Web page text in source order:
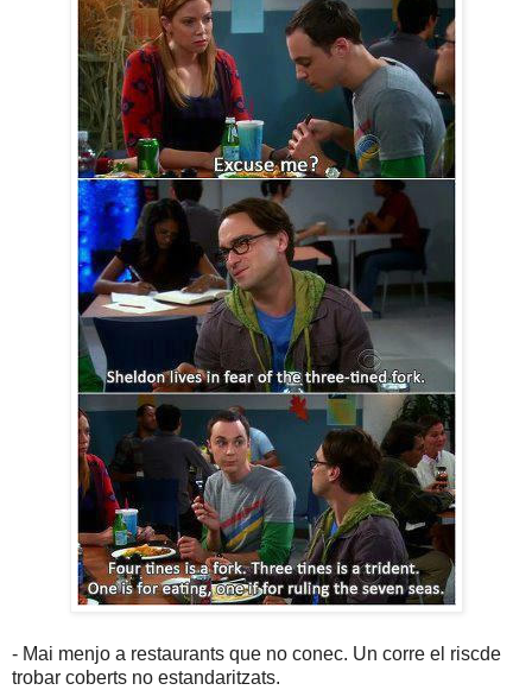
- Mai menjo a restaurants que no conec. Un corre el riscde
trobar coberts no estandaritzats.